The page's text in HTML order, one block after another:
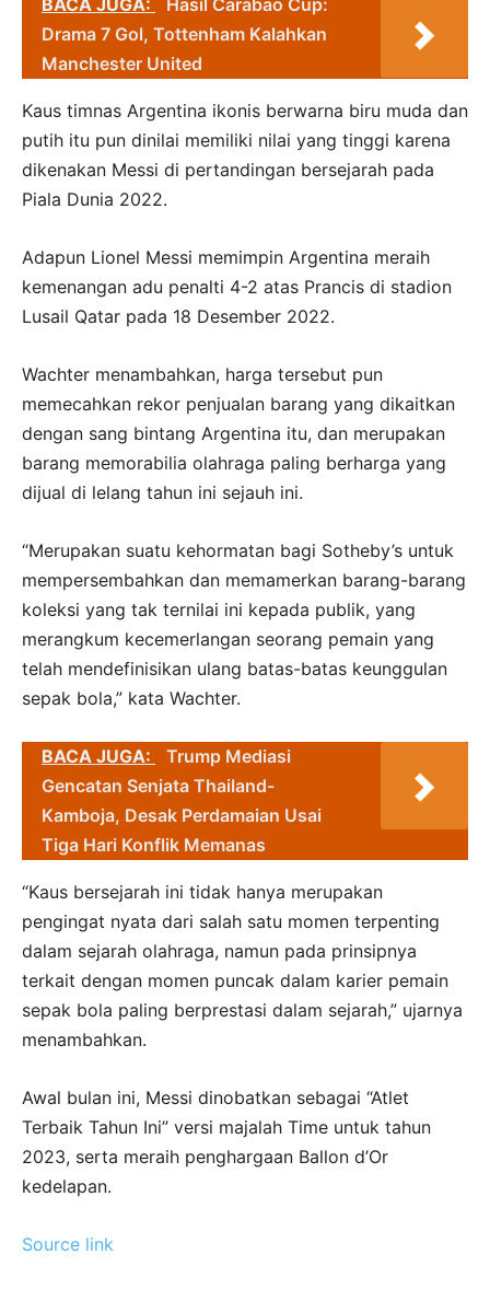
BACA JUGA:
Hasil Carabao Cup:
Drama 7 Gol, Tottenham Kalahkan
Manchester United
Kaus timnas Argentina ikonis berwarna biru muda dan
putih itu pun dinilai memiliki nilai yang tinggi karena
dikenakan Messi di pertandingan bersejarah pada
Piala Dunia 2022.
Adapun Lionel Messi memimpin Argentina meraih
kemenangan adu penalti 4-2 atas Prancis di stadion
Lusail Qatar pada 18 Desember 2022.
Wachter menambahkan, harga tersebut pun
memecahkan rekor penjualan barang yang dikaitkan
dengan sang bintang Argentina itu, dan merupakan
barang memorabilia olahraga paling berharga yang
dijual di lelang tahun ini sejauh ini.
“Merupakan suatu kehormatan bagi Sotheby’s untuk
mempersembahkan dan memamerkan barang-barang
koleksi yang tak ternilai ini kepada publik, yang
merangkum kecemerlangan seorang pemain yang
telah mendefinisikan ulang batas-batas keunggulan
sepak bola,” kata Wachter.
BACA JUGA:
Trump Mediasi
Gencatan Senjata Thailand-
Kamboja, Desak Perdamaian Usai
Tiga Hari Konflik Memanas
“Kaus bersejarah ini tidak hanya merupakan
pengingat nyata dari salah satu momen terpenting
dalam sejarah olahraga, namun pada prinsipnya
terkait dengan momen puncak dalam karier pemain
sepak bola paling berprestasi dalam sejarah,” ujarnya
menambahkan.
Awal bulan ini, Messi dinobatkan sebagai “Atlet
Terbaik Tahun Ini” versi majalah Time untuk tahun
2023, serta meraih penghargaan Ballon d’Or
kedelapan.
Source link